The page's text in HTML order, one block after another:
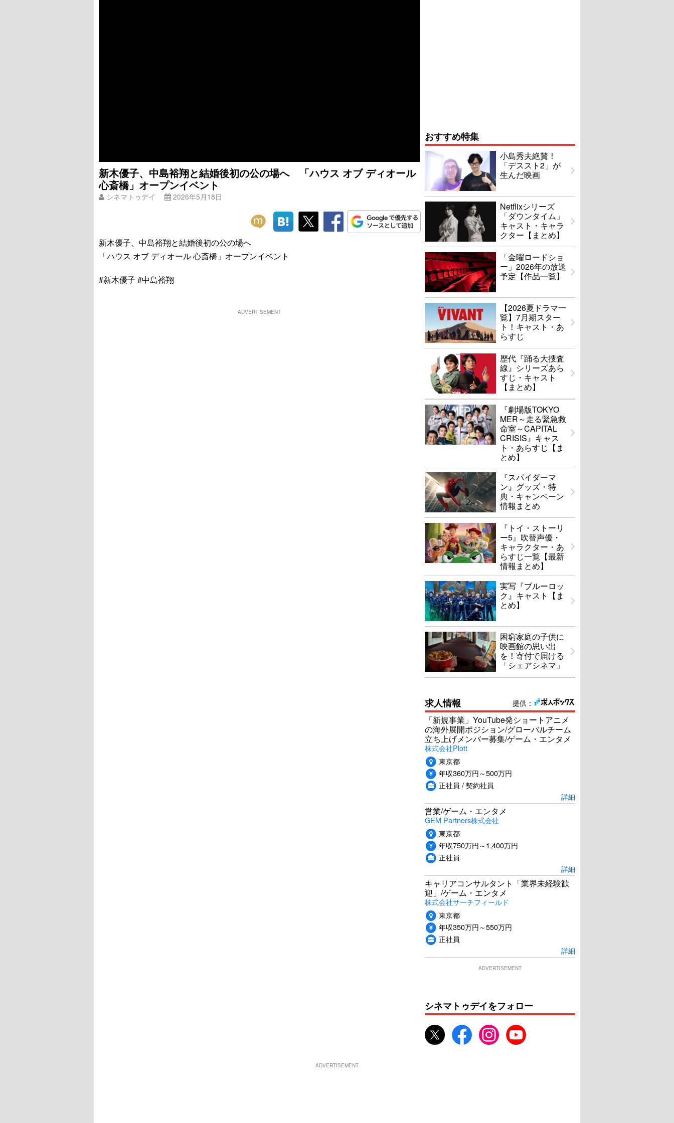
新木優子、中島裕翔と結婚後初の公の場へ 「ハウス オブ ディオール
心斎橋」オープンイベント
シネマトゥデイ 2026年5月18日
新木優子、中島裕翔と結婚後初の公の場へ
「ハウス オブ ディオール 心斎橋」オープンイベント
#新木優子 #中島裕翔
ADVERTISEMENT
おすすめ特集
小島秀夫絶賛！
「デススト2」が
生んだ映画
Netflixシリーズ
「ダウンタイム」
キャスト・キャラ
クター【まとめ】
「金曜ロードショ
ー」2026年の放送
予定【作品一覧】
【2026夏ドラマ一
覧】7月期スター
ト！キャスト・あ
らすじ
歴代『踊る大捜査
線』シリーズあら
すじ・キャスト
【まとめ】
『劇場版TOKYO
MER～走る緊急救
命室～CAPITAL
CRISIS』キャス
ト・あらすじ【ま
とめ】
『スパイダーマ
ン』グッズ・特
典・キャンペーン
情報まとめ
『トイ・ストーリ
ー5』吹替声優・
キャラクター・あ
らすじ一覧【最新
情報まとめ】
実写『ブルーロッ
ク』キャスト【ま
とめ】
困窮家庭の子供に
映画館の思い出
を！寄付で届ける
「シェアシネマ」
提供：
求人情報
「新規事業」YouTube発ショートアニメ
の海外展開ポジション/グローバルチーム
立ち上げメンバー募集/ゲーム・エンタメ
株式会社Plott
東京都
年収360万円～500万円
正社員 / 契約社員
詳細
営業/ゲーム・エンタメ
GEM Partners株式会社
東京都
年収750万円～1,400万円
正社員
詳細
キャリアコンサルタント「業界未経験歓
迎」/ゲーム・エンタメ
株式会社サーチフィールド
東京都
年収350万円～550万円
正社員
詳細
ADVERTISEMENT
シネマトゥデイをフォロー
ADVERTISEMENT